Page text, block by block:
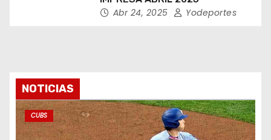
Abr 24, 2025 Yodeportes
NOTICIAS
CUBS